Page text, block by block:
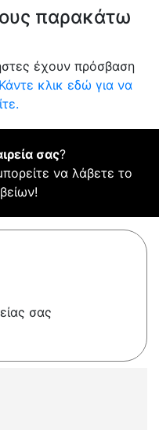
παρακάτω
έχουν πρόσβαση
Κάντε κλικ εδώ για να
σας?
να λάβετε το
σας